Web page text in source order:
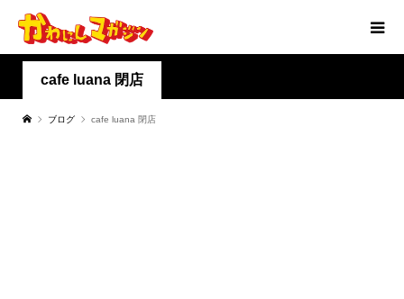
cafe luana 閉店
ブログ cafe luana 閉店